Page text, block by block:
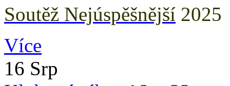
Soutěž Nejúspěšnější 2025
Více
16 Srp